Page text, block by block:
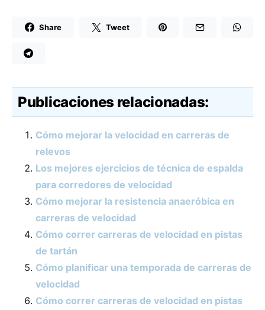
Share Tweet
Publicaciones relacionadas:
Cómo mejorar la velocidad en carreras de
relevos
Los mejores ejercicios de técnica de espalda
para corredores de velocidad
Cómo mejorar la resistencia anaeróbica en
carreras de velocidad
Cómo correr carreras de velocidad en pistas
de tartán
Cómo planificar una temporada de carreras de
velocidad
Cómo correr carreras de velocidad en pistas